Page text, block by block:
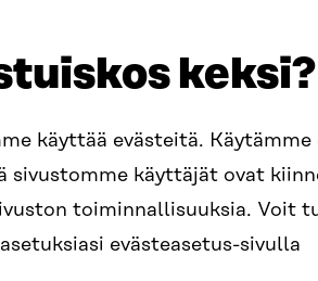
keksi?
käyttää evästeitä.
sivustomme käyttäjät ovat
toiminnallisuuksia. Voit
evästeasetus-sivulla
11-13, PL 160,
+358